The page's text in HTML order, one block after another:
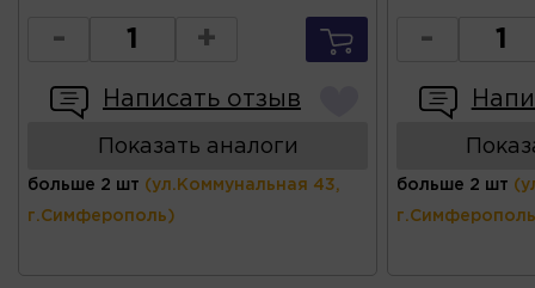
- +
Написать отзыв
Показать аналоги
больше 2 шт (ул.Коммунальная 43,
г.Симферополь)
-
больше 2 шт